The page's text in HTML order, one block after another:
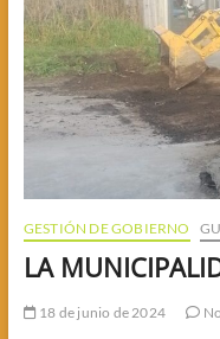
GESTIÓN DE GOBIERNO
LA
18 de junio de 2024